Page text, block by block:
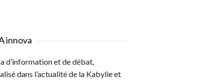
innova
d’information et de débat,
dans l’actualité de la Kabylie et